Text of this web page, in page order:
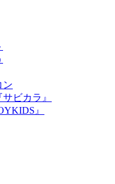
ン
ビカラ』
』